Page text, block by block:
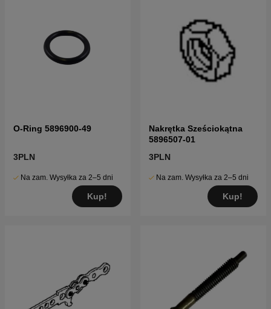
O-Ring 5896900-49
3PLN
Na zam. Wysyłka za 2–5 dni
Kup!
Nakrętka Sześciokątna
5896507-01
3PLN
Na zam. Wysyłka za 2–5 dni
Kup!